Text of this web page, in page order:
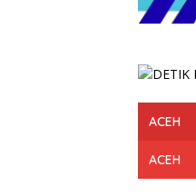
ACEH
ACEH